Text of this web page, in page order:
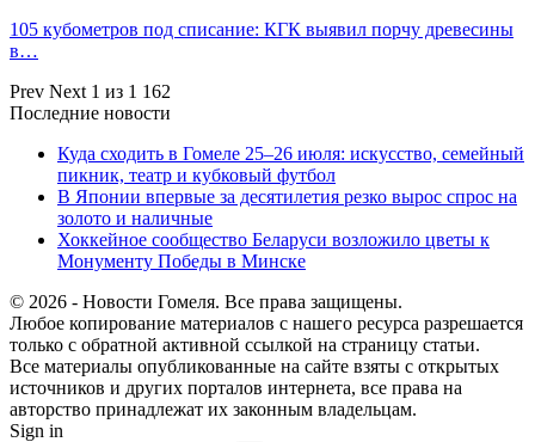
105 кубометров под списание: КГК выявил порчу древесины
в…
Prev Next 1 из 1 162
Последние новости
Куда сходить в Гомеле 25–26 июля: искусство, семейный
пикник, театр и кубковый футбол
В Японии впервые за десятилетия резко вырос спрос на
золото и наличные
Хоккейное сообщество Беларуси возложило цветы к
Монументу Победы в Минске
© 2026 - Новости Гомеля. Все права защищены.
Любое копирование материалов с нашего ресурса разрешается
только с обратной активной ссылкой на страницу статьи.
Все материалы опубликованные на сайте взяты с открытых
источников и других порталов интернета, все права на
авторство принадлежат их законным владельцам.
Sign in